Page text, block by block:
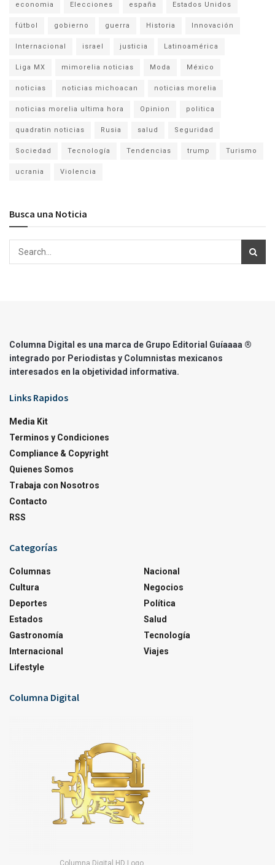
economia Elecciones españa Estados Unidos
fútbol gobierno guerra Historia Innovación
Internacional israel justicia Latinoamérica
Liga MX mimorelia noticias Moda México
noticias noticias michoacan noticias morelia
noticias morelia ultima hora Opinion politica
quadratin noticias Rusia salud Seguridad
Sociedad Tecnología Tendencias trump Turismo
ucrania Violencia
Busca una Noticia
Columna Digital es una marca de Grupo Editorial Guíaaaa ®
integrado por Periodistas y Columnistas mexicanos
interesados en la objetividad informativa.
Links Rapidos
Media Kit
Terminos y Condiciones
Compliance & Copyright
Quienes Somos
Trabaja con Nosotros
Contacto
RSS
Categorías
Columnas
Cultura
Deportes
Estados
Gastronomía
Internacional
Lifestyle
Nacional
Negocios
Política
Salud
Tecnología
Viajes
Columna Digital